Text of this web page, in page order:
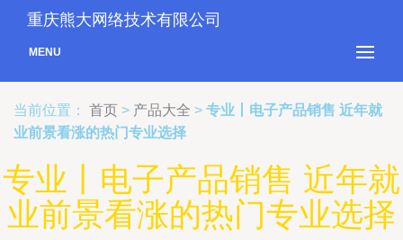
重庆熊大网络技术有限公司
MENU
当前位置： 首页 > 产品大全 > 专业丨电子产品销售 近年就
业前景看涨的热门专业选择
专业丨电子产品销售 近年就
业前景看涨的热门专业选择